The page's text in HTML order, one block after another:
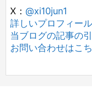
X： @xi10jun1
詳しいプロフィー
当ブログの記事の
お問い合わせはこ